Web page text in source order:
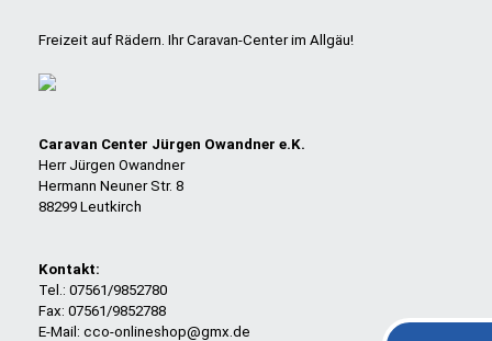
Freizeit auf Rädern. Ihr Caravan-Center im Allgäu!
Caravan Center Jürgen Owandner e.K.
Herr Jürgen Owandner
Hermann Neuner Str. 8
88299 Leutkirch
Kontakt:
Tel.: 07561/9852780
Fax: 07561/9852788
E-Mail: cco-onlineshop@gmx.de